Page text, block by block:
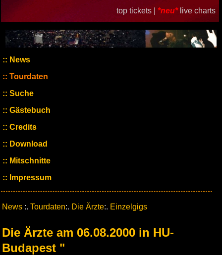
top tickets | *neu* live charts
News
Tourdaten
Suche
Gästebuch
Credits
Download
Mitschnitte
Impressum
News :. Tourdaten:. Die Ärzte:. Einzelgigs
Die Ärzte am 06.08.2000 in HU-
Budapest "